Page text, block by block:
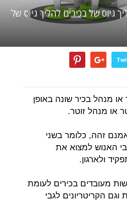
גיוס של בכירים להליך גיוס של
מנהל בכיר שונה באופן
או מנהל זוטר.
זהה, כלומר בשני
האנוש למצוא את
ולארגון.
מעובדים בכירים לעומת
הקריטריונים לגבי